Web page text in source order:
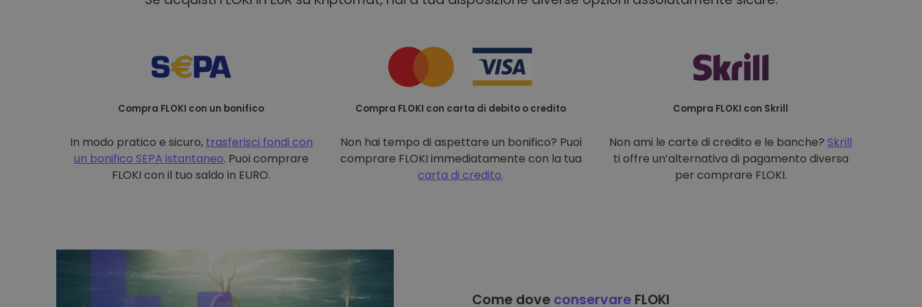
Compra FLOKI con un bonifico
In modo pratico e sicuro, trasferisci fondi con
un bonifico SEPA istantaneo. Puoi comprare
FLOKI con il tuo saldo in EURO.
Compra FLOKI con carta di debito o credito
Non hai tempo di aspettare un bonifico? Puoi
comprare FLOKI immediatamente con la tua
carta di credito.
Compra FLOKI con Skrill
Non ami le carte di credito e le banche? Skrill
ti offre un’alternativa di pagamento diversa
per comprare FLOKI.
Come dove conservare FLOKI